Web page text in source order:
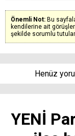
Önemli Not: Bu
kendilerine ait
şekilde sorumlu
Henüz
YENİ